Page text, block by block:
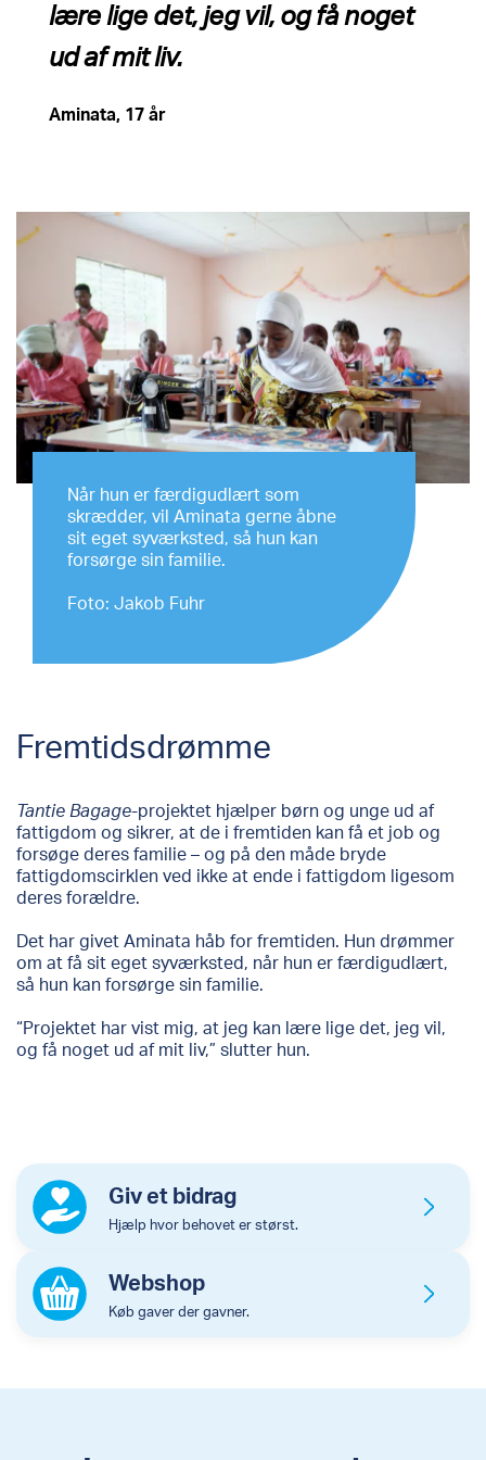
lære lige det, jeg vil, og få noget
ud af mit liv.
Aminata, 17 år
Når hun er færdigudlært som
skrædder, vil Aminata gerne åbne
sit eget syværksted, så hun kan
forsørge sin familie.
Foto: Jakob Fuhr
Fremtidsdrømme
Tantie Bagage-projektet hjælper børn og unge ud af
fattigdom og sikrer, at de i fremtiden kan få et job og
forsøge deres familie – og på den måde bryde
fattigdomscirklen ved ikke at ende i fattigdom ligesom
deres forældre.
Det har givet Aminata håb for fremtiden. Hun drømmer
om at få sit eget syværksted, når hun er færdigudlært,
så hun kan forsørge sin familie.
“Projektet har vist mig, at jeg kan lære lige det, jeg vil,
og få noget ud af mit liv,” slutter hun.
Hjælp hvor behovet er størst.
Giv et bidrag
Køb gaver der gavner.
Webshop